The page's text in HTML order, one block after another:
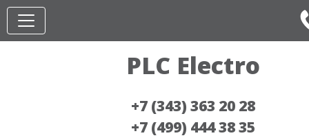
PLC Electro
+7 (343) 363 20 28
+7 (499) 444 38 35